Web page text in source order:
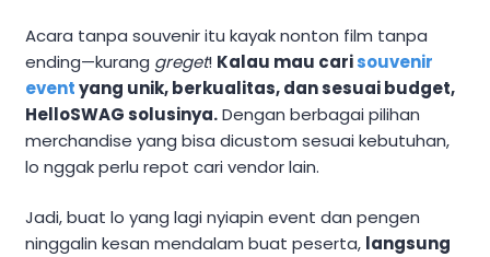
Acara tanpa souvenir itu kayak nonton film tanpa
ending—kurang greget! Kalau mau carisouvenir
eventyang unik, berkualitas, dan sesuai budget,
HelloSWAG solusinya.Dengan berbagai pilihan
merchandise yang bisa dicustom sesuai kebutuhan,
lo nggak perlu repot cari vendor lain.
Jadi, buat lo yang lagi nyiapin event dan pengen
ninggalin kesan mendalam buat peserta, langsung